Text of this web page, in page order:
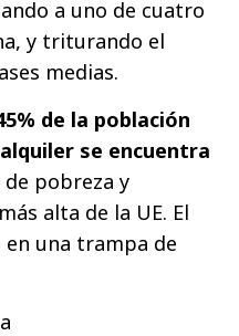
a uno de cuatro
y triturando el
medias.
de la población
se encuentra
pobreza y
alta de la UE. El
una trampa de